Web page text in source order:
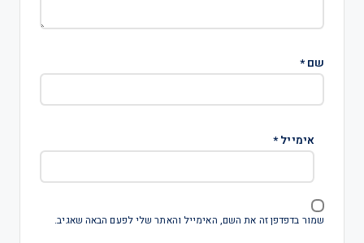
שם*
אימייל*
שמור בדפדפן זה את השם, האימייל והאתר שלי לפעם הבאה שאגיב.